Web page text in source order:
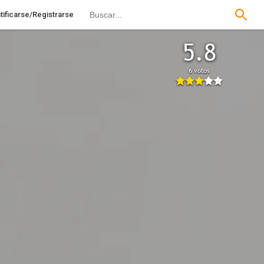
Registrarse
5.8
6 votos